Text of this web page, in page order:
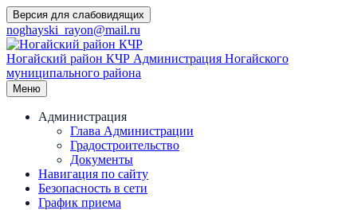
Перейти
к
содержимому
Версия для слабовидящих
noghayski_rayon@mail.ru
Ногайский район КЧР Администрация Ногайского
муниципального района
Меню
Администрация
Глава Администрации
Градостроительство
Документы
Навигация по сайту
Безопасность в сети
График приема